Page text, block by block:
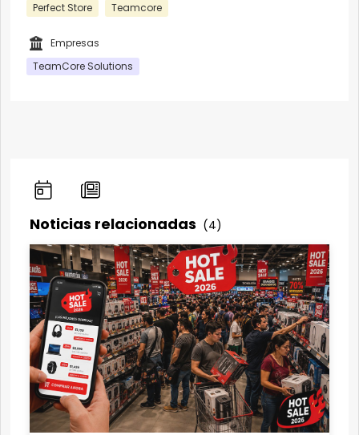
Perfect Store
Teamcore
Empresas
TeamCore Solutions
Noticias relacionadas (4)